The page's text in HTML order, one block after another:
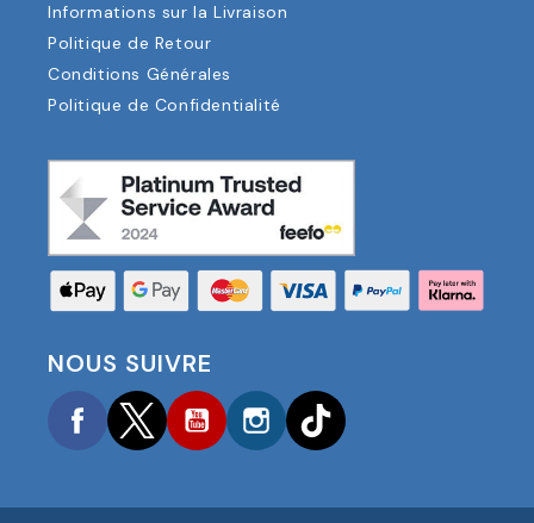
Informations sur la Livraison
Politique de Retour
Conditions Générales
Politique de Confidentialité
NOUS SUIVRE
FacebookTwitterYouTubeInstagram